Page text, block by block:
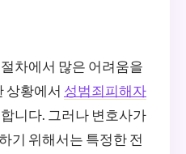
차에서 많은 어려움을
상황에서 성범죄피해자
니다. 그러나 변호사가
기 위해서는 특정한 전